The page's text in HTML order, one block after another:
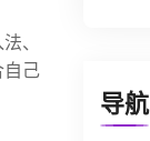
、
自己
导航